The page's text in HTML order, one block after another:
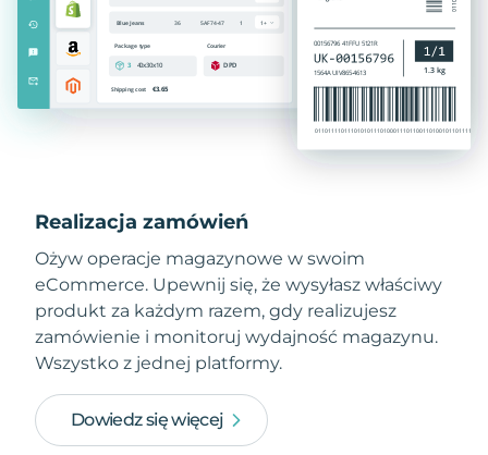
Realizacja zamówień
Ożyw operacje magazynowe w swoim
eCommerce. Upewnij się, że wysyłasz właściwy
produkt za każdym razem, gdy realizujesz
zamówienie i monitoruj wydajność magazynu.
Wszystko z jednej platformy.
Dowiedz się więcej